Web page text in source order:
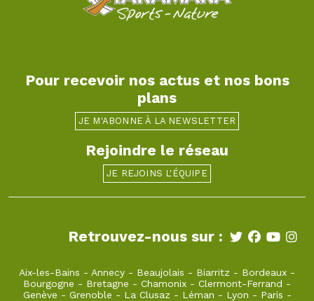
Pour recevoir nos actus et nos bons
plans
JE M'ABONNE À LA NEWSLETTER
Rejoindre le réseau
JE REJOINS L'ÉQUIPE
Retrouvez-nous sur :
Aix-les-Bains - Annecy - Beaujolais - Biarritz - Bordeaux -
Bourgogne - Bretagne - Chamonix - Clermont-Ferrand -
Genève - Grenoble - La Clusaz - Léman - Lyon - Paris -